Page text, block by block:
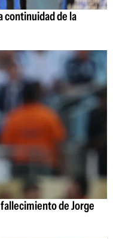
continuidad de la
fallecimiento de Jorge